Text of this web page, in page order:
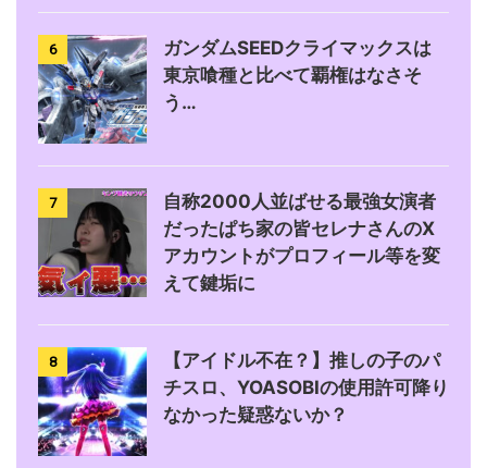
6
ガンダムSEEDクライマックスは
東京喰種と比べて覇権はなさそ
う…
7
自称2000人並ばせる最強女演者
だったぱち家の皆セレナさんのX
アカウントがプロフィール等を変
えて鍵垢に
8
【アイドル不在？】推しの子のパ
チスロ、YOASOBIの使用許可降り
なかった疑惑ないか？